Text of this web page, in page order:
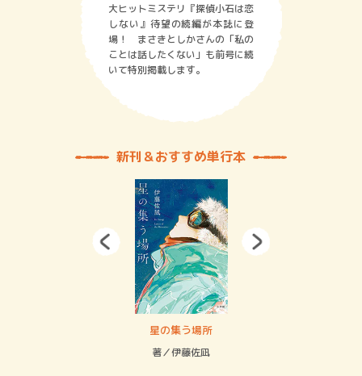
大ヒットミステリ『探偵小石は恋
しない』待望の続編が本誌に登
場！ まさきとしかさんの「私の
ことは話したくない」も前号に続
いて特別掲載します。
新刊＆おすすめ単行本
星の集う場所
著／伊藤佐凪